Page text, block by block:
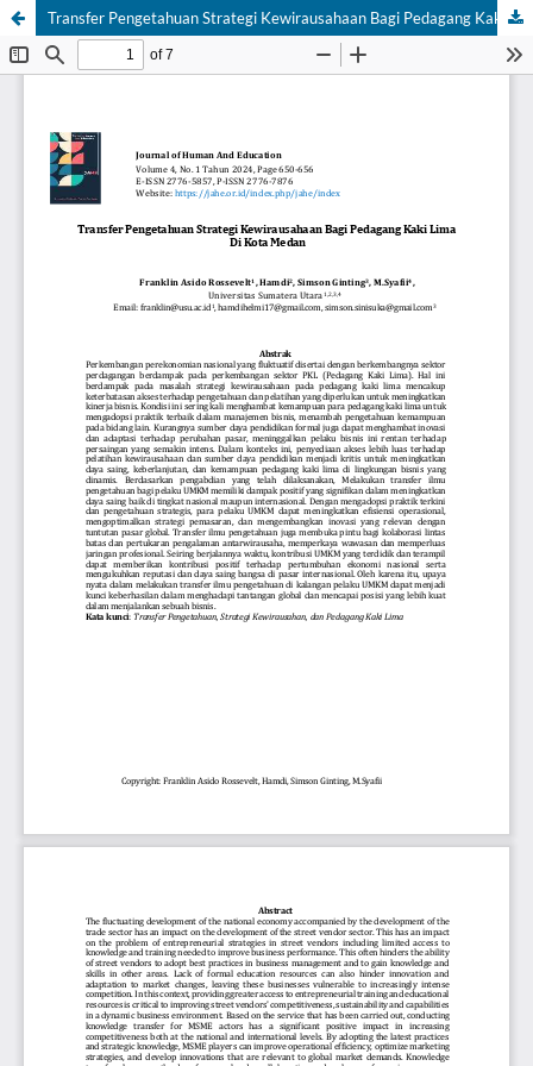
Transfer Pengetahuan Strategi Kewirausahaan Bagi Pedagang Kaki Lima Di Kota Medan